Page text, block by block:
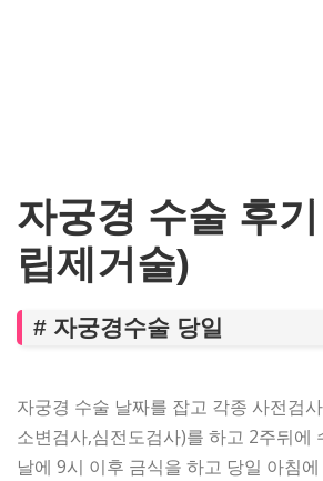
자궁경 수술 후
립제거술)
# 자궁경수술 당일
자궁경 수술 날짜를 잡고 각종 사전검
소변검사,심전도검사)를 하고 2주뒤에
날에 9시 이후 금식을 하고 당일 아침